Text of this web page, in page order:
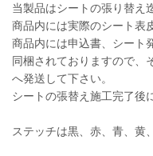
当製品はシートの張り替え
商品内には実際のシート表
商品内には申込書、シート
同梱されておりますので、
へ発送して下さい。
シートの張替え施工完了後
ステッチは黒、赤、青、黄